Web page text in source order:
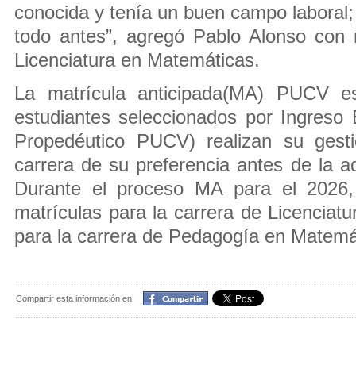
conocida y tenía un buen campo
todo antes”, agregó Pablo Alonso con
Licenciatura en Matemáticas.
La matrícula anticipada(MA) PUCV
estudiantes seleccionados por
Propedéutico PUCV) realizan su
carrera de su preferencia antes de la
Durante el proceso MA para el
matrículas para la carrera de
para la carrera de Pedagogía en
Compartir esta información en: Compartir